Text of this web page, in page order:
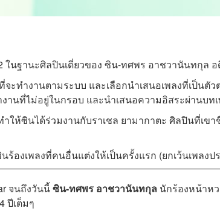
ในฐานะศิลปินเดี่ยวของ ซิน-ทศพร อาชวานันทกุล อ
จะทำงานตามระบบ และเลือกนำเสนอเพลงที่เป็น
านที่ไม่อยู่ในกรอบ และนำเสนอความอิสระผ่านบท
ำให้ซินได้ร่วมงานกับราเชล ยามากาตะ ศิลปินที่เข
ร้องเพลงที่คนอื่นแต่งให้เป็นครั้งแรก (ยกเว้นเพลงป
จนถึงวันนี้ซิน-ทศพร อาชวานันทกุล นักร้องหน้าห
ปีเต็มๆ